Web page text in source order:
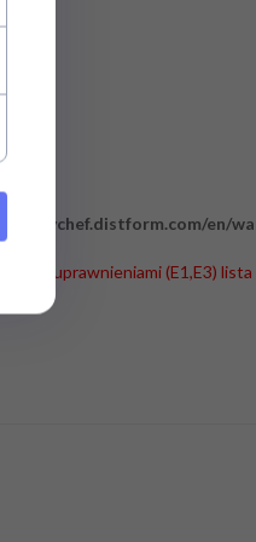
mychef.distform.com/en/
z uprawnieniami (E1,E3)